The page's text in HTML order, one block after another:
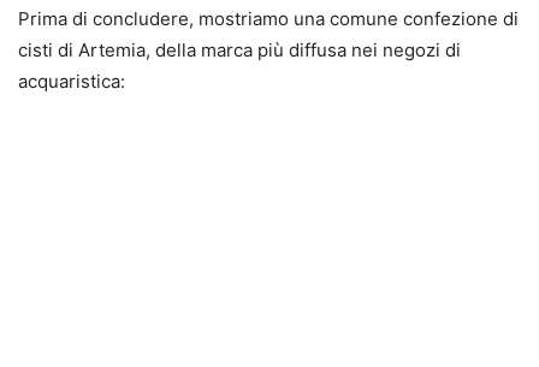
Prima di concludere, mostriamo una comune confezione di
cisti di Artemia, della marca più diffusa nei negozi di
acquaristica: